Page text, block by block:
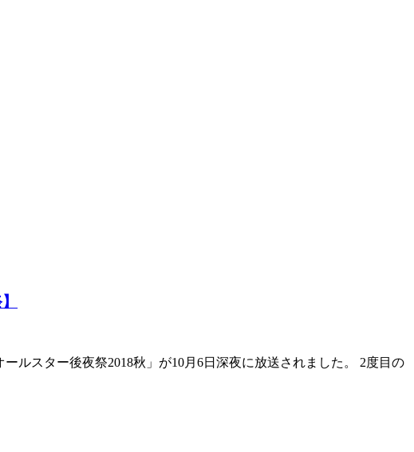
ルスター後夜祭2018秋」が10月6日深夜に放送されました。 2度目の